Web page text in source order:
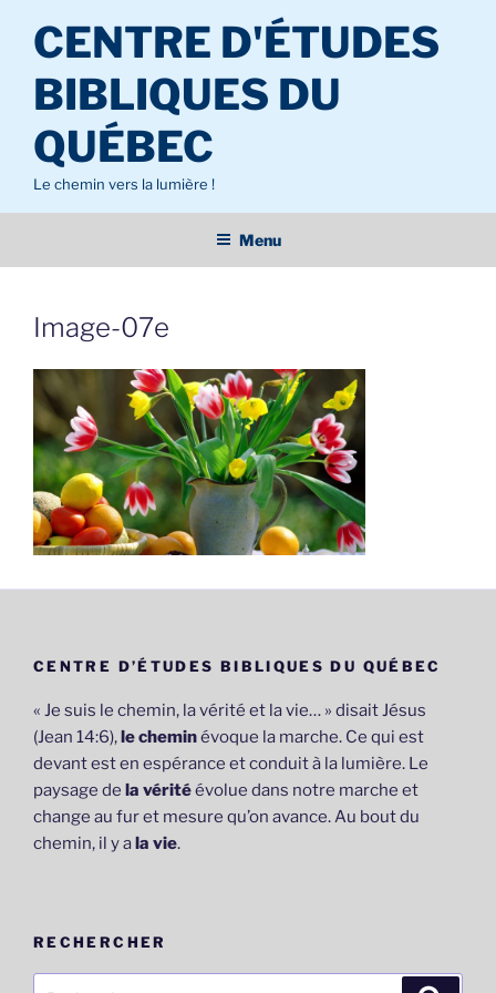
contenu
principal
CENTRE D'ÉTUDES
BIBLIQUES DU
QUÉBEC
Le chemin vers la lumière !
Menu
Image-07e
CENTRE D’ÉTUDES BIBLIQUES DU QUÉBEC
« Je suis le chemin, la vérité et la vie… » disait Jésus
(Jean 14:6),le cheminévoque la marche. Ce qui est
devant est en espérance et conduit à la lumière. Le
paysage de la véritéévolue dans notre marche et
change au fur et mesure qu’on avance. Au bout du
chemin, il y ala vie.
RECHERCHER